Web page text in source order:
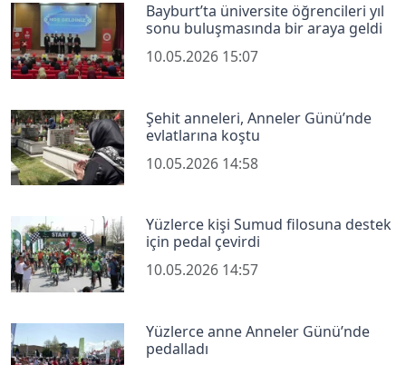
Bayburt’ta üniversite öğrencileri yıl
sonu buluşmasında bir araya geldi
10.05.2026 15:07
Şehit anneleri, Anneler Günü’nde
evlatlarına koştu
10.05.2026 14:58
Yüzlerce kişi Sumud filosuna destek
için pedal çevirdi
10.05.2026 14:57
Yüzlerce anne Anneler Günü’nde
pedalladı